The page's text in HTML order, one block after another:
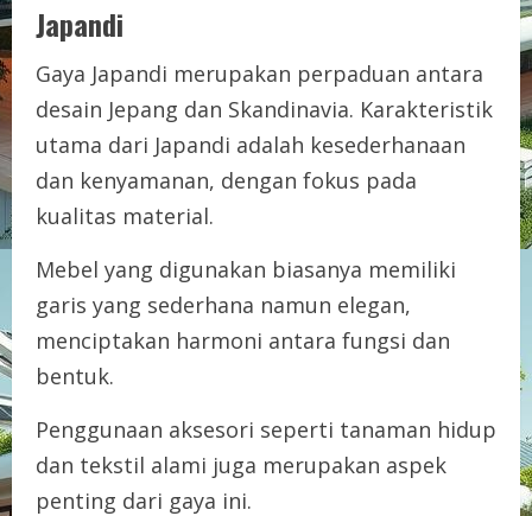
Japandi
Gaya Japandi merupakan perpaduan antara
desain Jepang dan Skandinavia. Karakteristik
utama dari Japandi adalah kesederhanaan
dan kenyamanan, dengan fokus pada
kualitas material.
Mebel yang digunakan biasanya memiliki
garis yang sederhana namun elegan,
menciptakan harmoni antara fungsi dan
bentuk.
Penggunaan aksesori seperti tanaman hidup
dan tekstil alami juga merupakan aspek
penting dari gaya ini.